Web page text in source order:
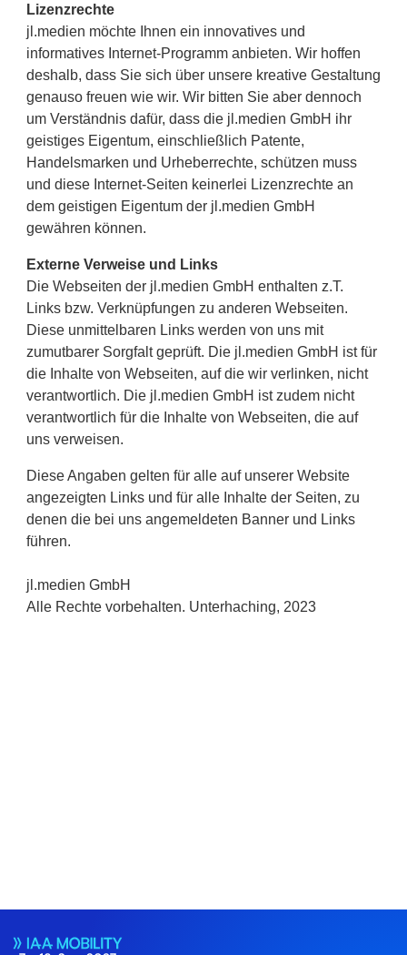
Lizenzrechte
jl.medien möchte Ihnen ein innovatives und
informatives Internet-Programm anbieten. Wir hoffen
deshalb, dass Sie sich über unsere kreative Gestaltung
genauso freuen wie wir. Wir bitten Sie aber dennoch
um Verständnis dafür, dass die jl.medien GmbH ihr
geistiges Eigentum, einschließlich Patente,
Handelsmarken und Urheberrechte, schützen muss
und diese Internet-Seiten keinerlei Lizenzrechte an
dem geistigen Eigentum der jl.medien GmbH
gewähren können.
Externe Verweise und Links
Die Webseiten der jl.medien GmbH enthalten z.T.
Links bzw. Verknüpfungen zu anderen Webseiten.
Diese unmittelbaren Links werden von uns mit
zumutbarer Sorgfalt geprüft. Die jl.medien GmbH ist für
die Inhalte von Webseiten, auf die wir verlinken, nicht
verantwortlich. Die jl.medien GmbH ist zudem nicht
verantwortlich für die Inhalte von Webseiten, die auf
uns verweisen.
Diese Angaben gelten für alle auf unserer Website
angezeigten Links und für alle Inhalte der Seiten, zu
denen die bei uns angemeldeten Banner und Links
führen.
jl.medien GmbH
Alle Rechte vorbehalten. Unterhaching, 2023